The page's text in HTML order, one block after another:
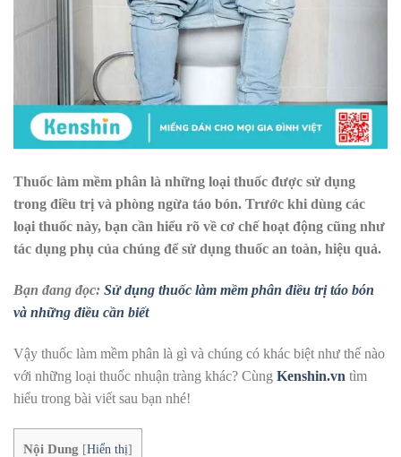
Thuốc làm mềm phân là những loại thuốc được sử dụng
trong điều trị và phòng ngừa táo bón. Trước khi dùng các
loại thuốc này, bạn cần hiểu rõ về cơ chế hoạt động cũng như
tác dụng phụ của chúng để sử dụng thuốc an toàn, hiệu quả.
Bạn đang đọc: Sử dụng thuốc làm mềm phân điều trị táo bón
và những điều cần biết
Vậy thuốc làm mềm phân là gì và chúng có khác biệt như thế nào
với những loại thuốc nhuận tràng khác? Cùng Kenshin.vn tìm
hiểu trong bài viết sau bạn nhé!
Nội Dung [Hiển thị]